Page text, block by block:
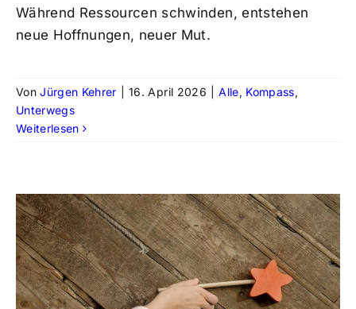
Während Ressourcen schwinden, entstehen
neue Hoffnungen, neuer Mut.
VonJürgen Kehrer 16. April 2026 Alle, Kompass,
Unterwegs
Weiterlesen